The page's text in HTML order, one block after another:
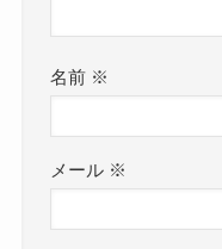
名前 ※
メール ※